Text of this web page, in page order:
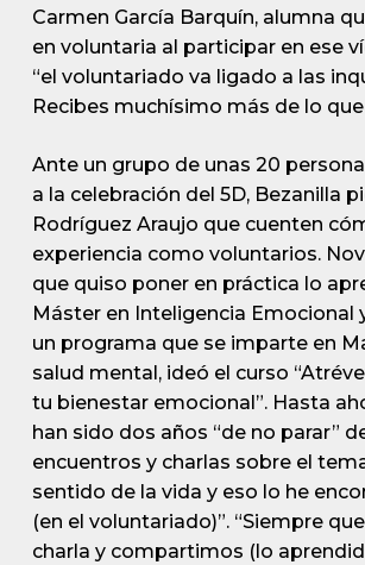
Carmen García Barquín, alumna
en voluntaria al participar en ese
“el voluntariado va ligado a las
Recibes muchísimo más de lo que
Ante un grupo de unas 20
a la celebración del 5D, Bezanilla
Rodríguez Araujo que cuenten
experiencia como voluntarios.
que quiso poner en práctica lo
Máster en Inteligencia Emocional
un programa que se imparte en
salud mental, ideó el curso
tu bienestar emocional”. Hasta
han sido dos años “de no parar”
encuentros y charlas sobre el
sentido de la vida y eso lo he
(en el voluntariado)”. “Siempre
charla y compartimos (lo